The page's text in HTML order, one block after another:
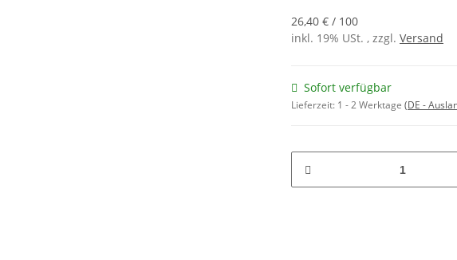
26,40 € / 100
inkl. 19% USt. , zzgl. Versand
Sofort verfügbar
Lieferzeit: 1 - 2 Werktage (DE -